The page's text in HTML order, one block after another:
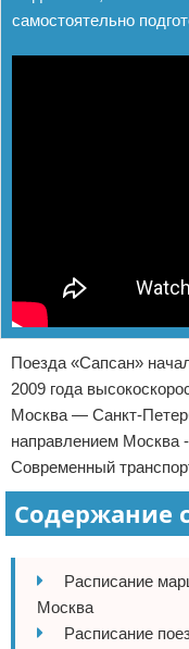
самостоятельно
Поезда «Сапсан»
2009 года
Москва — Санкт-
направлением
Современный
Содержание
Расписание
Москва
Расписание